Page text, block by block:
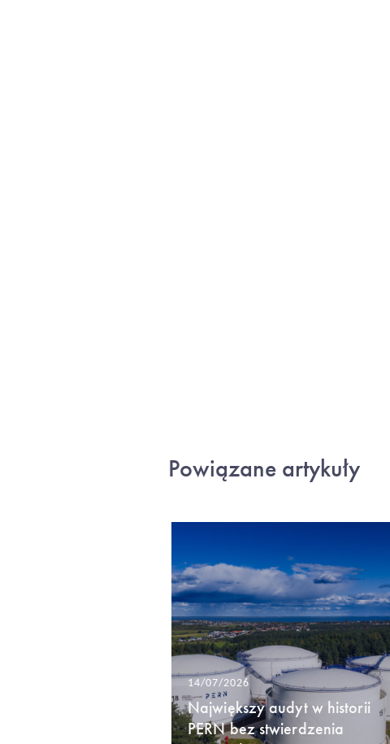
Powiązane artykuły
14/07/2026
Największy audyt w historii
PERN bez stwierdzenia